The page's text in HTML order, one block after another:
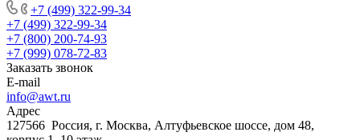
+7 (499) 322-99-34
+7 (499) 322-99-34
+7 (800) 200-74-93
+7 (999) 078-72-83
Заказать звонок
E-mail
info@awt.ru
Адрес
127566 Россия, г. Москва, Алтуфьевское шоссе, дом 48,